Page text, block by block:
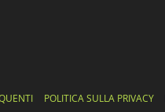
POLITICA SULLA PRIVACY